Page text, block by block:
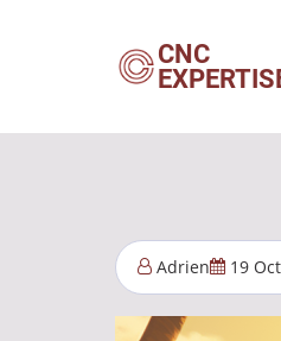
CNC
Adrien 19